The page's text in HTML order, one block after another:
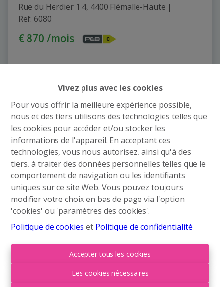
Vivez plus avec les cookies
Pour vous offrir la meilleure expérience possible,
nous et des tiers utilisons des technologies telles que
les cookies pour accéder et/ou stocker les
informations de l'appareil. En acceptant ces
technologies, vous nous autorisez, ainsi qu'à des
tiers, à traiter des données personnelles telles que le
comportement de navigation ou les identifiants
uniques sur ce site Web. Vous pouvez toujours
modifier votre choix en bas de page via l'option
'cookies' ou 'paramètres des cookies'.
Politique de cookies et Politique de confidentialité.
Accepter tous les cookies
Les cookies nécessaires
Rue du Herdier 1 4, 4400 Flémalle-Haute |
Ref: 6080
€ 870 /mois
Contactez nous
Grand’Route (Flh) 548
4400 Flémalle
+32 4 234 21 10
info@roufosse.be
Disclaimer
Privacy Statement
Membre Federia
Heures d'ouverture